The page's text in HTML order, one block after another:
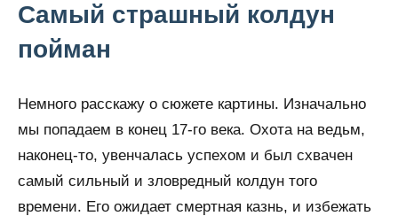
Самый страшный колдун
пойман
Немного расскажу о сюжете картины. Изначально
мы попадаем в конец 17-го века. Охота на ведьм,
наконец-то, увенчалась успехом и был схвачен
самый сильный и зловредный колдун того
времени. Его ожидает смертная казнь, и избежать